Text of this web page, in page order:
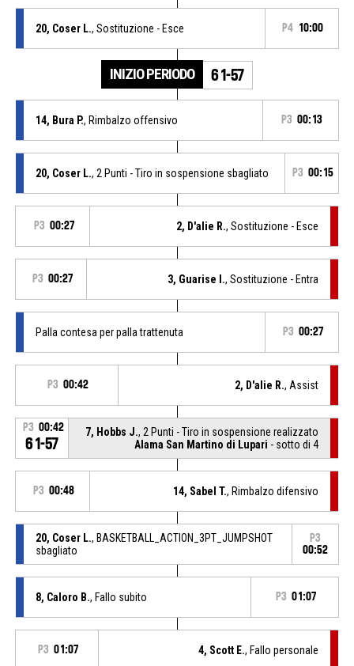
20, Coser L., Sostituzione - Esce P4 10:00
INIZIO PERIODO 61-57
14, Bura P., Rimbalzo offensivo P3 00:13
20, Coser L., 2 Punti - Tiro in sospensione sbagliato P3 00:15
P3 00:27 2, D'alie R., Sostituzione - Esce
P3 00:27 3, Guarise I., Sostituzione - Entra
Palla contesa per palla trattenuta P3 00:27
P3 00:42 2, D'alie R., Assist
P3 00:42
61-57
7, Hobbs J., 2 Punti - Tiro in sospensione realizzato
Alama San Martino di Lupari - sotto di 4
P3 00:48 14, Sabel T., Rimbalzo difensivo
20, Coser L., BASKETBALL_ACTION_3PT_JUMPSHOT
sbagliato
P3
00:52
8, Caloro B., Fallo subito P3 01:07
P3 01:07 4, Scott E., Fallo personale